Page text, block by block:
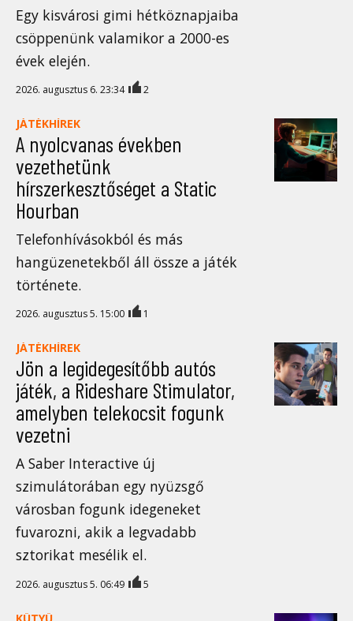
Egy kisvárosi gimi hétköznapjaiba
csöppenünk valamikor a 2000-es
évek elején.
2026. augusztus 6. 23:34 2
JÁTÉKHÍREK
A nyolcvanas években
vezethetünk
hírszerkesztőséget a Static
Hourban
Telefonhívásokból és más
hangüzenetekből áll össze a játék
története.
2026. augusztus 5. 15:00 1
JÁTÉKHÍREK
Jön a legidegesítőbb autós
játék, a Rideshare Stimulator,
amelyben telekocsit fogunk
vezetni
A Saber Interactive új
szimulátorában egy nyüzsgő
városban fogunk idegeneket
fuvarozni, akik a legvadabb
sztorikat mesélik el.
2026. augusztus 5. 06:49 5
KÜTYÜ